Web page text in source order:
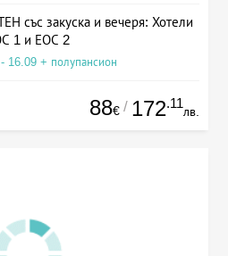
със закуска и вечеря: Хотели
1 и ЕОС 2
16.09 + полупансион
88€ / 172.11
лв.